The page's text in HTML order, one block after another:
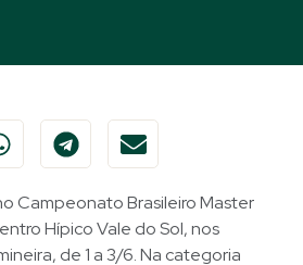
Campeonato Brasileiro Master
Hípico Vale do Sol, nos
de 1 a 3/6. Na categoria